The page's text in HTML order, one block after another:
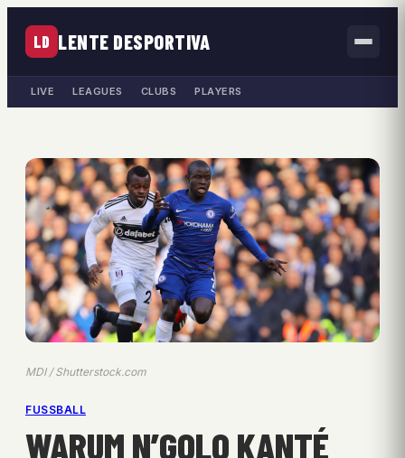
LD LENTE DESPORTIVA
LIVE LEAGUES CLUBS PLAYERS
MDI / Shutterstock.com
FUSSBALL
WARUM N’GOLO KANTÉ